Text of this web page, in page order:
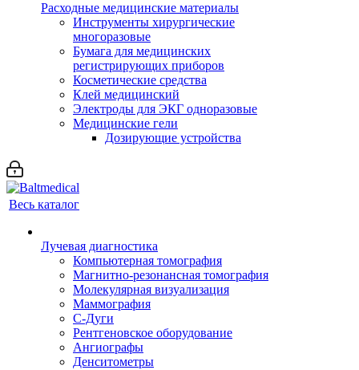
Расходные медицинские материалы
Инструменты хирургические
многоразовые
Бумага для медицинских
регистрирующих приборов
Косметические средства
Клей медицинский
Электроды для ЭКГ одноразовые
Медицинские гели
Дозирующие устройства
Весь каталог
Лучевая диагностика
Компьютерная томография
Магнитно-резонансная томография
Молекулярная визуализация
Маммография
С-Дуги
Рентгеновское оборудование
Ангиографы
Денситометры